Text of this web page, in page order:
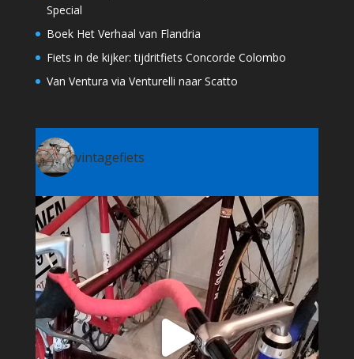
Special
Boek Het Verhaal van Flandria
Fiets in de kijker: tijdritfiets Concorde Colombo
Van Ventura via Venturelli naar Scatto
vintagefiets